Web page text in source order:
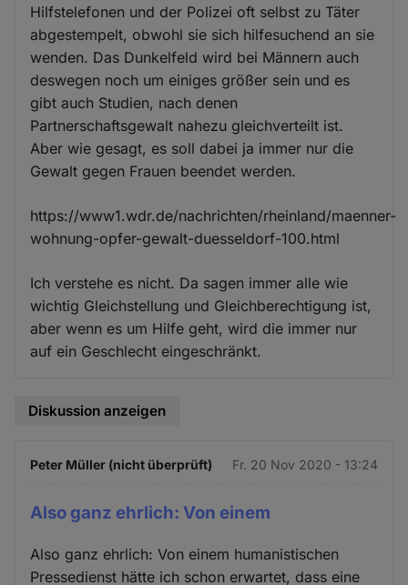
Hilfstelefonen und der Polizei oft selbst zu Täter
abgestempelt, obwohl sie sich hilfesuchend an sie
wenden. Das Dunkelfeld wird bei Männern auch
deswegen noch um einiges größer sein und es
gibt auch Studien, nach denen
Partnerschaftsgewalt nahezu gleichverteilt ist.
Aber wie gesagt, es soll dabei ja immer nur die
Gewalt gegen Frauen beendet werden.
https://www1.wdr.de/nachrichten/rheinland/maenner-
wohnung-opfer-gewalt-duesseldorf-100.html
Ich verstehe es nicht. Da sagen immer alle wie
wichtig Gleichstellung und Gleichberechtigung ist,
aber wenn es um Hilfe geht, wird die immer nur
auf ein Geschlecht eingeschränkt.
Diskussion anzeigen
Peter Müller (nicht überprüft) Fr. 20 Nov 2020 - 13:24
Also ganz ehrlich: Von einem
Also ganz ehrlich: Von einem humanistischen
Pressedienst hätte ich schon erwartet, dass eine